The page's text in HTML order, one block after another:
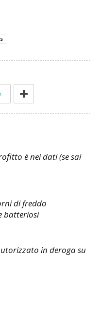
è nei dati (se sai
di freddo
batteriosi
in deroga su